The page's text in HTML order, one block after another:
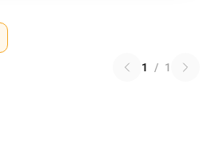
1 / 1